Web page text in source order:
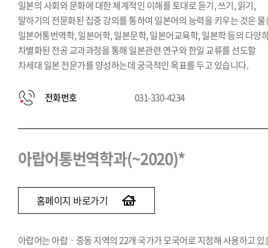
일본의 사회와 문화에 대한 체계적인 이해를 토대로 듣기, 쓰기, 읽기,
말하기의 전문화된 집중 강의를 통하여 일본어의 능력을 키우는 것은
일본어통번역학, 일본어학, 일본문학, 일본어교육학, 일본학 등의 다양
차별화된 전공 교과과정을 통해 일본관련 연구와 한일 교류를 선도할
차세대 일본 전문가를 양성하는데 궁극적인 목표를 두고 있습니다.
전화번호 031-330-4234
아랍어통번역학과(~2020)*
홈페이지 바로가기
아랍어는 아랍ㆍ중동 지역의 22개 국가가 모국어로 지정해 사용하고 있